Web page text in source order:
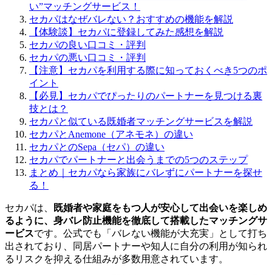
い”マッチングサービス！
セカパはなぜバレない？おすすめの機能を解説
【体験談】セカパに登録してみた感想を解説
セカパの良い口コミ・評判
セカパの悪い口コミ・評判
【注意】セカパを利用する際に知っておくべき5つのポ
イント
【必見】セカパでぴったりのパートナーを見つける裏
技とは？
セカパと似ている既婚者マッチングサービスを解説
セカパとAnemone（アネモネ）の違い
セカパとのSepa（セパ）の違い
セカパでパートナーと出会うまでの5つのステップ
まとめ｜セカパなら家族にバレずにパートナーを探せ
る！
セカパは、
既婚者や家庭をもつ人が安心して出会いを楽しめ
るように、身バレ防止機能を徹底して搭載したマッチングサ
ービスです。公式でも「バレない機能が大充実」として打ち
出されており、同居パートナーや知人に自分の利用が知られ
るリスクを抑える仕組みが多数用意されています。